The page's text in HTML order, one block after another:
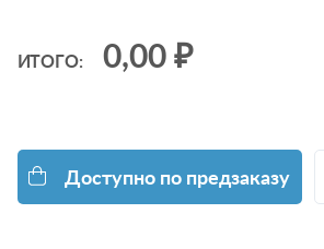
ИТОГО: 0,00 ₽
Доступно по предзаказу